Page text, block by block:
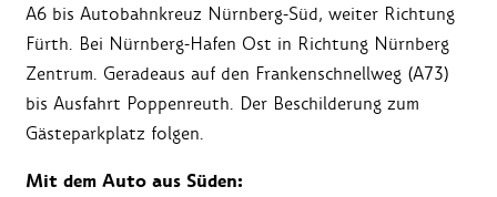
A6 bis Autobahnkreuz Nürnberg-Süd, weiter Richtung
Fürth. Bei Nürnberg-Hafen Ost in Richtung Nürnberg
Zentrum. Geradeaus auf den Frankenschnellweg (A73)
bis Ausfahrt Poppenreuth. Der Beschilderung zum
Gästeparkplatz folgen.
Mit dem Auto aus Süden: